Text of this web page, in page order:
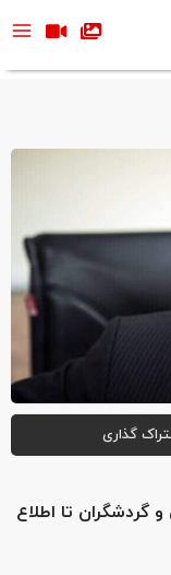
و گردشگران تا اطلاع
گذاری